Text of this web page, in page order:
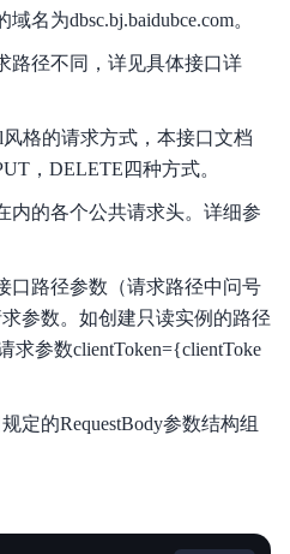
名为dbsc.bj.baidubce.com。
路径不同，详见具体接口详
格的请求方式，本接口文档
，DELETE四种方式。
内的各个公共请求头。详细参
口路径参数（请求路径中问号
参数。如创建只读实例的路径
求参数clientToken={clientToke
定的RequestBody参数结构组